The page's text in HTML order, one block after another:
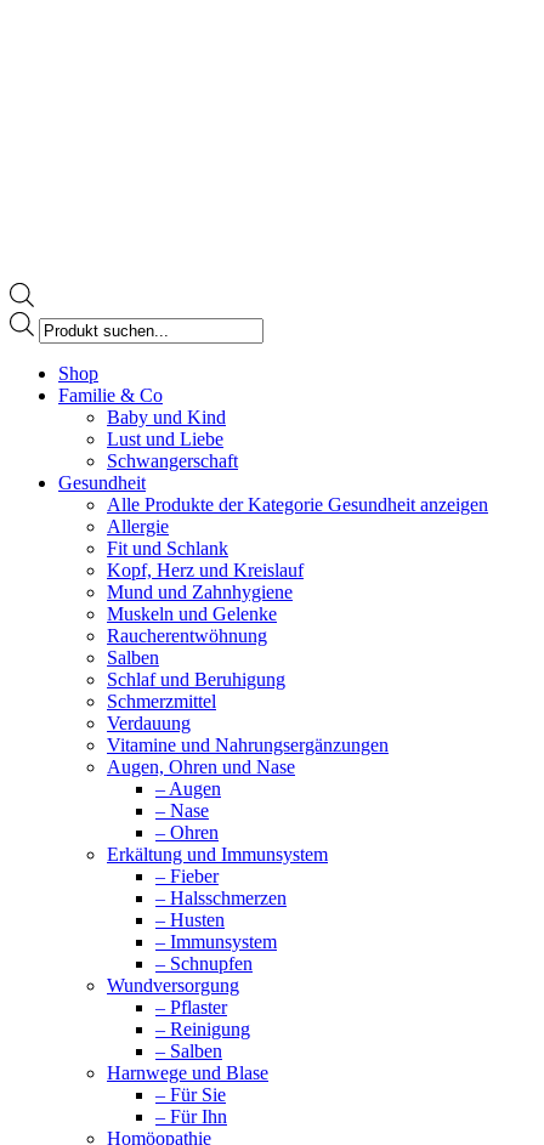
Products
search
page
opens
Shop
Familie & Co
Baby und Kind
Lust und Liebe
Schwangerschaft
Gesundheit
Alle Produkte der Kategorie Gesundheit anzeigen
Allergie
Fit und Schlank
Kopf, Herz und Kreislauf
Mund und Zahnhygiene
Muskeln und Gelenke
Raucherentwöhnung
Salben
Schlaf und Beruhigung
Schmerzmittel
Verdauung
Vitamine und Nahrungsergänzungen
Augen, Ohren und Nase
– Augen
– Nase
– Ohren
Erkältung und Immunsystem
– Fieber
– Halsschmerzen
– Husten
– Immunsystem
– Schnupfen
Wundversorgung
– Pflaster
– Reinigung
– Salben
Harnwege und Blase
– Für Sie
– Für Ihn
Homöopathie